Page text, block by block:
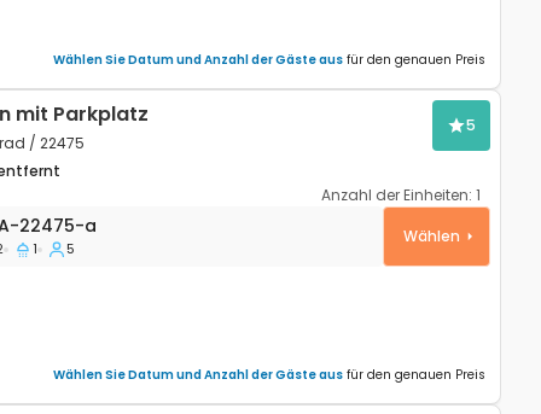
Wählen Sie Datum und Anzahl der Gäste aus für den genauen Preis
mit Parkplatz
/ 22475
5
Anzahl der Einheiten: 1
Biograd na Moru, Biograd A-22475-a
22475-a
1 5
Wählen
Wählen Sie Datum und Anzahl der Gäste aus für den genauen Preis